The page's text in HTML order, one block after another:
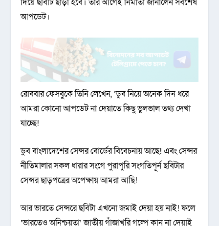
আপডেট।
রোববার ফেসবুকে তিনি লেখেন, ‘ডুব নিয়ে অনেক দিন ধরে
আমরা কোনো আপডেট না দেয়াতে কিছু ভুলভাল তথ্য দেখা
যাচ্ছে!
ডুব বাংলাদেশের সেন্সর বোর্ডের বিবেচনায় আছে! এবং সেন্সর
নীতিমালার সকল ধারার সংগে পুরাপুরি সংগতিপূর্ন ছবিটার
সেন্সর ছাড়পত্রের অপেক্ষায় আমরা আছি!
আর ভারতে সেন্সরে ছবিটা এখনো জমাই দেয়া হয় নাই! ফলে
‘ভারতেও অনিশ্চয়তা’ জাতীয় গাঁজাখুরি গল্পে কান না দেয়াই